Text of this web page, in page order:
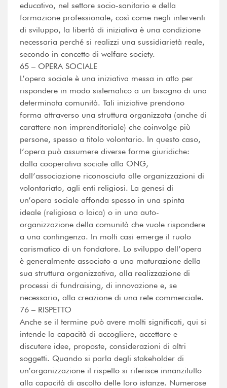
educativo, nel settore socio-sanitario e della
formazione professionale, così come negli interventi
di sviluppo, la libertà di iniziativa è una condizione
necessaria perché si realizzi una sussidiarietà reale,
secondo in concetto di welfare society.
65 – OPERA SOCIALE
L’opera sociale è una iniziativa messa in atto per
rispondere in modo sistematico a un bisogno di una
determinata comunità. Tali iniziative prendono
forma attraverso una struttura organizzata (anche di
carattere non imprenditoriale) che coinvolge più
persone, spesso a titolo volontario. In questo caso,
l’opera può assumere diverse forme giuridiche:
dalla cooperativa sociale alla ONG,
dall’associazione riconosciuta alle organizzazioni di
volontariato, agli enti religiosi. La genesi di
un’opera sociale affonda spesso in una spinta
ideale (religiosa o laica) o in una auto-
organizzazione della comunità che vuole rispondere
a una contingenza. In molti casi emerge il ruolo
carismatico di un fondatore. Lo sviluppo dell’opera
è generalmente associato a una maturazione della
sua struttura organizzativa, alla realizzazione di
processi di fundraising, di innovazione e, se
necessario, alla creazione di una rete commerciale.
76 – RISPETTO
Anche se il termine può avere molti significati, qui si
intende la capacità di accogliere, accettare e
discutere idee, proposte, considerazioni di altri
soggetti. Quando si parla degli stakeholder di
un’organizzazione il rispetto si riferisce innanzitutto
alla capacità di ascolto delle loro istanze. Numerose